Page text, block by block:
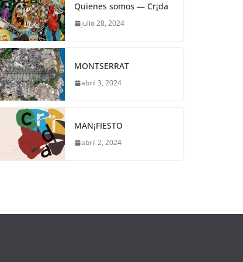
Quienes somos — Cr¡da
julio 28, 2024
MONTSERRAT
abril 3, 2024
MAN¡FIESTO
abril 2, 2024